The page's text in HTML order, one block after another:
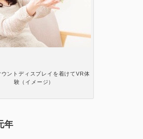
ウントディスプレイを着けてVR体
験（イメージ）
年